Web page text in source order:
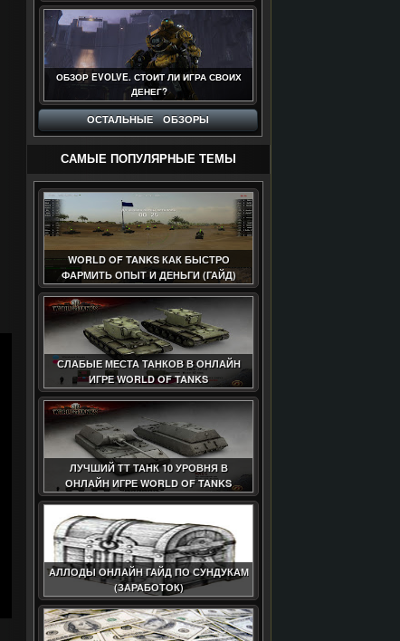
ОБЗОР EVOLVE. СТОИТ ЛИ ИГРА СВОИХ
ДЕНЕГ?
ОСТАЛЬНЫЕ ОБЗОРЫ
САМЫЕ ПОПУЛЯРНЫЕ ТЕМЫ
WORLD OF TANKS КАК БЫСТРО
ФАРМИТЬ ОПЫТ И ДЕНЬГИ (ГАЙД)
СЛАБЫЕ МЕСТА ТАНКОВ В ОНЛАЙН
ИГРЕ WORLD OF TANKS
ЛУЧШИЙ ТТ ТАНК 10 УРОВНЯ В
ОНЛАЙН ИГРЕ WORLD OF TANKS
АЛЛОДЫ ОНЛАЙН ГАЙД ПО СУНДУКАМ
(ЗАРАБОТОК)